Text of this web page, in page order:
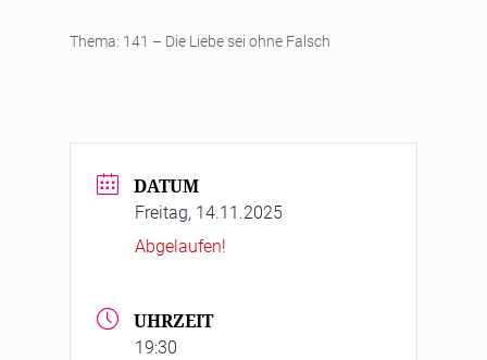
Thema: 141 – Die Liebe sei ohne Falsch
DATUM
Freitag, 14.11.2025
Abgelaufen!
UHRZEIT
19:30